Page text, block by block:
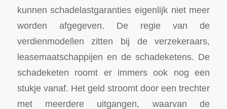
kunnen schadelastgaranties eigenlijk niet meer
worden afgegeven. De regie van de
verdienmodellen zitten bij de verzekeraars,
leasemaatschappijen en de schadeketens. De
schadeketen roomt er immers ook nog een
stukje vanaf. Het geld stroomt door een trechter
met meerdere uitgangen, waarvan de